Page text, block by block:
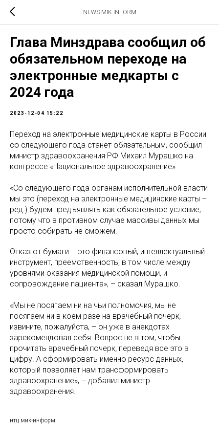
NEWS MIK-INFORM
Глава Минздрава сообщил об
обязательном переходе на
электронные медкарты с
2024 года
2023-12-04 15:22
Переход на электронные медицинские карты в России
со следующего года станет обязательным, сообщил
министр здравоохранения РФ Михаил Мурашко на
конгрессе «Национальное здравоохранение»
«Со следующего года органам исполнительной власти
мы это (переход на электронные медицинские карты –
ред.) будем предъявлять как обязательное условие,
потому что в противном случае массивы данных мы
просто собирать не сможем.
Отказ от бумаги – это финансовый, интеллектуальный
инструмент, преемственность, в том числе между
уровнями оказания медицинской помощи, и
сопровождение пациента», – сказал Мурашко.
«Мы не посягаем ни на чьи полномочия, мы не
посягаем ни в коем разе на врачебный почерк,
извините, пожалуйста, – он уже в анекдотах
зарекомендовал себя. Вопрос не в том, чтобы
прочитать врачебный почерк, переведя все это в
цифру. А сформировать именно ресурс данных,
который позволяет нам трансформировать
здравоохранение», – добавил министр
здравоохранения.
нтц мик-информ